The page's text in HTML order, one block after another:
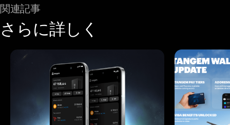
関連記事
さらに詳しく